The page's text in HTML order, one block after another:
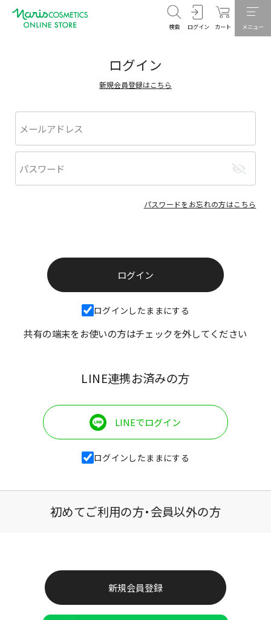
検索 ログイン カート メニュー
ログイン
新規会員登録はこちら
パスワードをお忘れの方はこちら
ログインしたままにする
共有の端末をお使いの方はチェックを外してください
LINE連携お済みの方
LINEでログイン
ログインしたままにする
初めてご利用の方・会員以外の方